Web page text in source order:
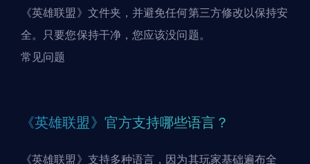
《英雄联盟》文件夹，并避免任何第三方修改以保持安
全。只要您保持干净，您应该没问题。
常见问题
《英雄联盟》官方支持哪些语言？
《英雄联盟》支持多种语言，因为其玩家基础遍布全